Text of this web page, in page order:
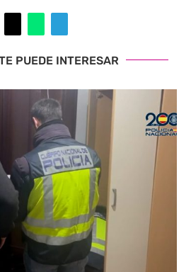
PUEDE INTERESAR